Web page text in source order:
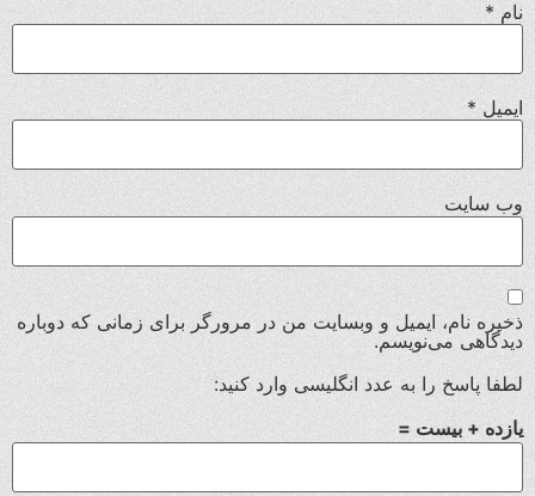
نام *
ایمیل*
وب‌ سایت
ذخیره نام، ایمیل و وبسایت من در مرورگر برای زمانی که دوباره
دیدگاهی می‌نویسم.
لطفا پاسخ را به عدد انگلیسی وارد کنید:
یازده + بیست =